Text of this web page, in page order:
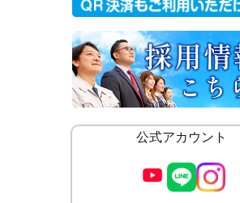
公式アカウント